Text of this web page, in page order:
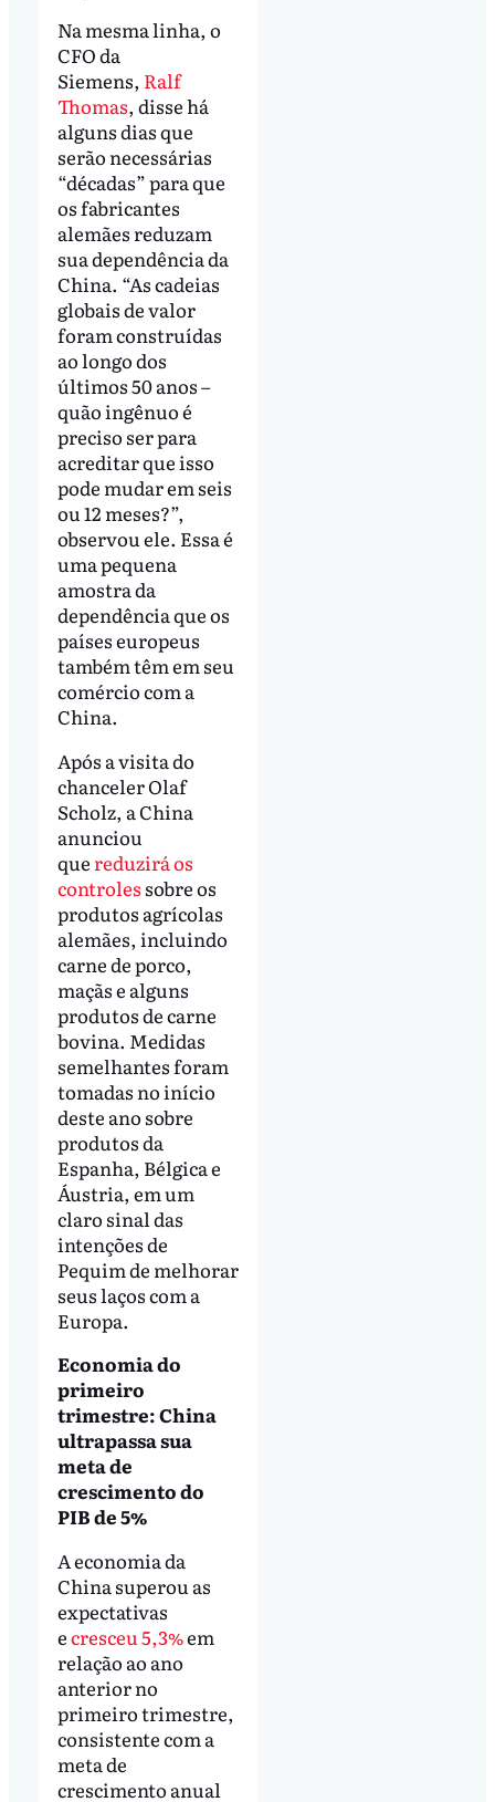
Na mesma linha, o
CFO da
Siemens, Ralf
Thomas, disse há
alguns dias que
serão necessárias
“décadas” para que
os fabricantes
alemães reduzam
sua dependência da
China. “As cadeias
globais de valor
foram construídas
ao longo dos
últimos 50 anos –
quão ingênuo é
preciso ser para
acreditar que isso
pode mudar em seis
ou 12 meses?”,
observou ele. Essa é
uma pequena
amostra da
dependência que os
países europeus
também têm em seu
comércio com a
China.
Após a visita do
chanceler Olaf
Scholz, a China
anunciou
que reduzirá os
controles sobre os
produtos agrícolas
alemães, incluindo
carne de porco,
maçãs e alguns
produtos de carne
bovina. Medidas
semelhantes foram
tomadas no início
deste ano sobre
produtos da
Espanha, Bélgica e
Áustria, em um
claro sinal das
intenções de
Pequim de melhorar
seus laços com a
Europa.
Economia do
primeiro
trimestre: China
ultrapassa sua
meta de
crescimento do
PIB de 5%
A economia da
China superou as
expectativas
ecresceu 5,3%em
relação ao ano
anterior no
primeiro trimestre,
consistente com a
meta de
crescimento anual